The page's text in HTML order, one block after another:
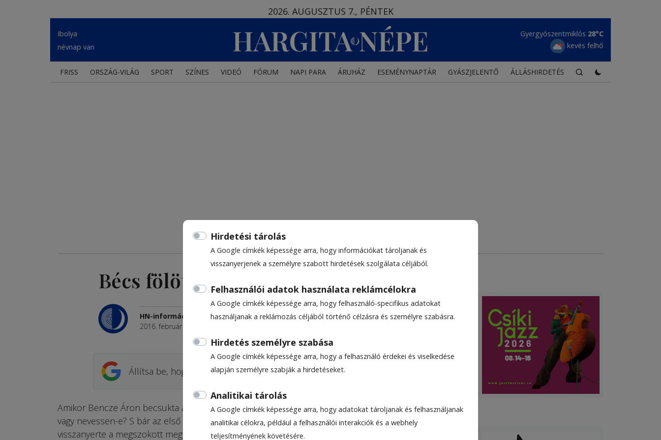
Hirdetési tárolás
A Google címkék képessége arra, hogy információkat tároljanak és
visszanyerjenek a személyre szabott hirdetések szolgálata céljából.
Felhasználói adatok használata reklámcélokra
A Google címkék képessége arra, hogy felhasználó-specifikus adatokat
használjanak a reklámozás céljából történő célzásra és személyre szabásra.
Hirdetés személyre szabása
A Google címkék képessége arra, hogy a felhasználó érdekei és viselkedése
alapján személyre szabják a hirdetéseket.
Analitikai tárolás
A Google címkék képessége arra, hogy adatokat tároljanak és felhasználjanak
analitikai célokra, például a felhasználói interakciók és a webhely
teljesítményének követésére.
2026. AUGUSZTUS 7., PÉNTEK
Ibolya
névnap van
Maroshévíz 29°C
tiszta égbolt
FRISS ORSZÁG-VILÁG SPORT SZÍNES VIDEÓ FÓRUM NAPI PARA ÁRUHÁZ ESEMÉNYNAPTÁR GYÁSZJELENTŐ ÁLLÁSHIRDETÉS
Bécs fölött a Hargitát…
HN-információ
2016. február 4., 22:01
Állítsa be, hogy a Google-találatokban a Hargita Népe elöl legyen!
Amikor Bencze Áron becsukta az ajtót Csapó András mögött, először azt sem tudta, hogy sírjon-e
vagy nevessen-e? S bár az első pillanatban forrt a düh benne, ahogy magára maradt, ahogy a lakás
visszanyerte a megszokott meghittségét, lassan felengedett a testében lévő feszültség. Hát ez is